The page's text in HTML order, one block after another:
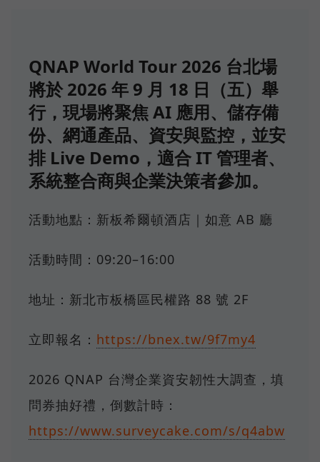
QNAP World Tour 2026 台北場
將於 2026 年 9 月 18 日（五）舉
行，現場將聚焦 AI 應用、儲存備
份、網通產品、資安與監控，並安
排 Live Demo，適合 IT 管理者、
系統整合商與企業決策者參加。
活動地點：新板希爾頓酒店｜如意 AB 廳
活動時間：09:20–16:00
地址：新北市板橋區民權路 88 號 2F
立即報名： https://bnex.tw/9f7my4
2026 QNAP 台灣企業資安韌性大調查，填
問券抽好禮，倒數計時：
https://www.surveycake.com/s/q4abw